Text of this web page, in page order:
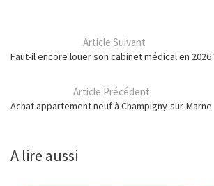
Article Suivant
Faut-il encore louer son cabinet médical en 2026
Article Précédent
Achat appartement neuf à Champigny-sur-Marne
A lire aussi